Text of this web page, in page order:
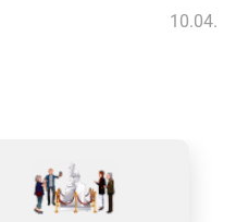
10.04.26